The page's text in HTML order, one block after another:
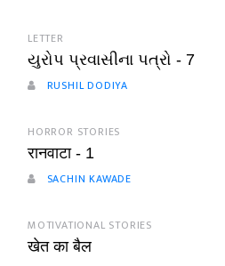
LETTER
યુરોપ પ્રવાસીના પત્રો - 7
RUSHIL DODIYA
HORROR STORIES
रानवाटा - 1
SACHIN KAWADE
MOTIVATIONAL STORIES
खेत का बैल